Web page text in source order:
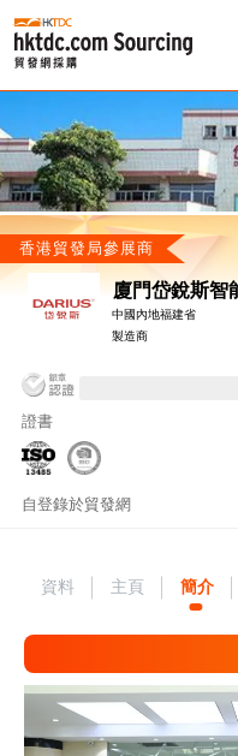
香港貿發局參展商
廈門岱銳斯智
中國內地福建省
製造商
證書
自登錄於貿發網
資料 主頁 簡介